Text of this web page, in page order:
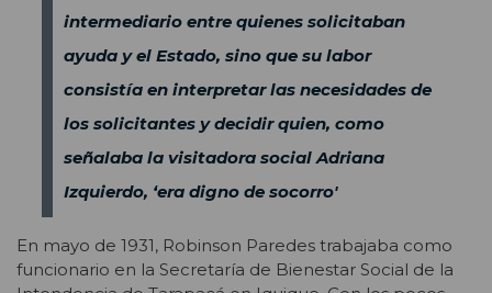
intermediario entre quienes solicitaban
ayuda y el Estado, sino que su labor
consistía en interpretar las necesidades de
los solicitantes y decidir quien, como
señalaba la visitadora social Adriana
Izquierdo, ‘era digno de socorro'
En mayo de 1931, Robinson Paredes trabajaba como
funcionario en la Secretaría de Bienestar Social de la